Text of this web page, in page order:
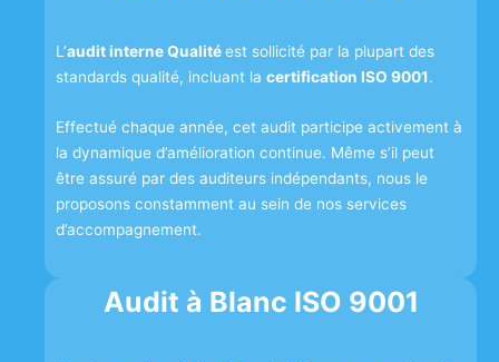
L’audit interne Qualitéest sollicité par la plupart des
standards qualité, incluant la certification ISO 9001.
Effectué chaque année, cet audit participe activement à
la dynamique d’amélioration continue. Même s’il peut
être assuré par des auditeurs indépendants, nous le
proposons constamment au sein de nos services
d’accompagnement.
Audit à Blanc ISO 9001